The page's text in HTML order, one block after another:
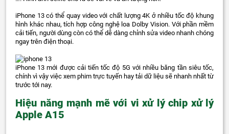
iPhone 13 có thể quay video với chất lượng 4K ở nhiều tốc độ khung
hình khác nhau, tích hợp công nghệ loa Dolby Vision. Với phần mềm
cải tiến, người dùng còn có thể dễ dàng chỉnh sửa video nhanh chóng
ngay trên điện thoại.
iPhone 13 mới được cải tiến tốc độ 5G với nhiều băng tần siêu tốc,
chính vì vậy việc xem phim trực tuyến hay tải dữ liệu sẽ nhanh nhất từ
trước tới nay.
Hiệu năng mạnh mẽ với vi xử lý chip xử lý
Apple A15